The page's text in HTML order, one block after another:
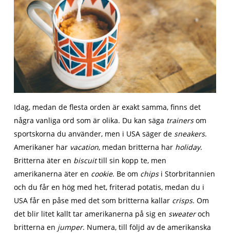
Idag, medan de flesta orden är exakt samma, finns det
några vanliga ord som är olika. Du kan säga trainersom
sportskorna du använder, men i USA säger de sneakers.
Amerikaner har vacation, medan britterna har holiday.
Britterna äter en biscuittill sin kopp te, men
amerikanerna äter en cookie. Be om chipsi Storbritannien
och du får en hög med het, friterad potatis, medan du i
USA får en påse med det som britterna kallar crisps. Om
det blir litet kallt tar amerikanerna på sig en sweateroch
britterna en jumper. Numera, till följd av de amerikanska